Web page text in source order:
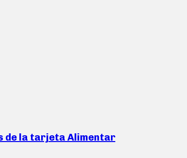
de la tarjeta Alimentar